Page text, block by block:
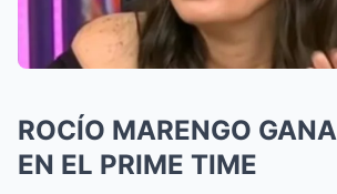
ROCÍO MARENGO
EN EL PRIME TIME